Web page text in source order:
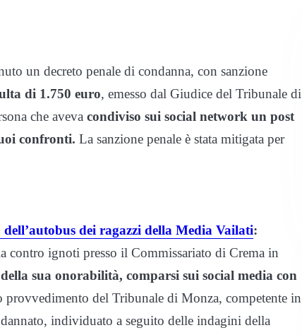
un decreto penale di condanna, con sanzione
di 1.750 euro, emesso dal Giudice del Tribunale di
che aveva condiviso sui social network un post
confronti. La sanzione penale è stata mitigata per
dei ragazzi della Media Vailati:
contro ignoti presso il Commissariato di Crema in
sua onorabilità, comparsi sui social media con
provvedimento del Tribunale di Monza, competente in
individuato a seguito delle indagini della